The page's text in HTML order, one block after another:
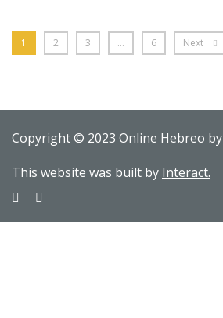
1 2 3 … 6 Next
Copyright © 2023 Online Hebreo by
This website was built by Interact.